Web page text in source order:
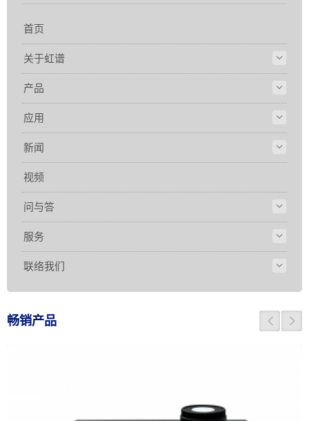
首页
关于虹谱
产品
应用
新闻
视频
问与答
服务
联络我们
畅销产品